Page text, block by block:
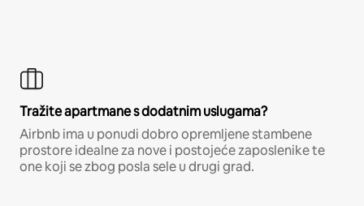
Tražite apartmane s dodatnim uslugama?
Airbnb ima u ponudi dobro opremljene stambene
prostore idealne za nove i postojeće zaposlenike te
one koji se zbog posla sele u drugi grad.